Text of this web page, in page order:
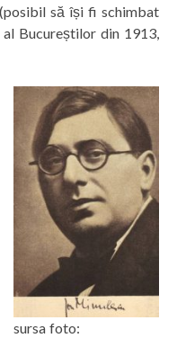
să își fi schimbat
Bucureștilor din 1913,
sursa foto: